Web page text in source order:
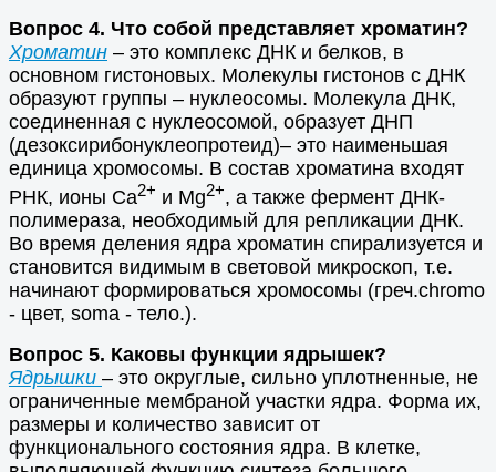
Вопрос 4. Что собой представляет хроматин?
Хроматин – это комплекс ДНК и белков, в
основном гистоновых. Молекулы гистонов с ДНК
образуют группы – нуклеосомы. Молекула ДНК,
соединенная с нуклеосомой, образует ДНП
(дезоксирибонуклеопротеид)– это наименьшая
единица хромосомы. В состав хроматина входят
РНК, ионы Ca2+ и Mg2+, а также фермент ДНК-
полимераза, необходимый для репликации ДНК.
Во время деления ядра хроматин спирализуется и
становится видимым в световой микроскоп, т.е.
начинают формироваться хромосомы (греч.chromo
- цвет, soma - тело.).
Вопрос 5. Каковы функции ядрышек?
Ядрышки – это округлые, сильно уплотненные, не
ограниченные мембраной участки ядра. Форма их,
размеры и количество зависит от
функционального состояния ядра. В клетке,